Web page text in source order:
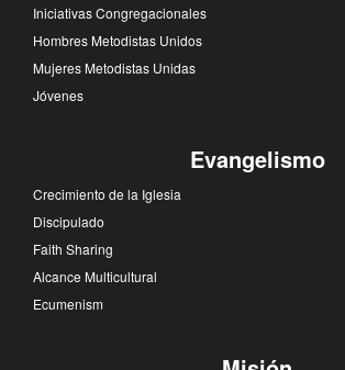
Iniciativas Congregacionales
Hombres Metodistas Unidos
Mujeres Metodistas Unidas
Jóvenes
Evangelismo
Crecimiento de la Iglesia
Discipulado
Faith Sharing
Alcance Multicultural
Ecumenism